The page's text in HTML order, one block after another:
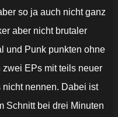
so ja auch nicht ganz
aber nicht brutaler
und Punk punkten ohne
zwei EPs mit teils neuer
nennen. Dabei ist
Schnitt bei drei Minuten